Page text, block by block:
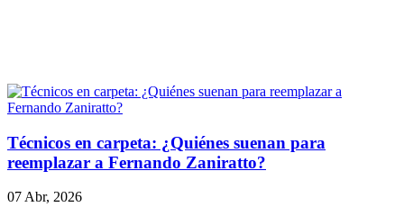
Técnicos en carpeta: ¿Quiénes suenan para
reemplazar a Fernando Zaniratto?
07 Abr, 2026